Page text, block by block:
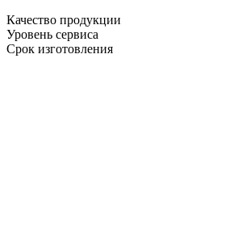
Качество продукции
Уровень сервиса
Срок изготовления